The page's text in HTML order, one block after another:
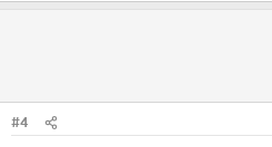
#4